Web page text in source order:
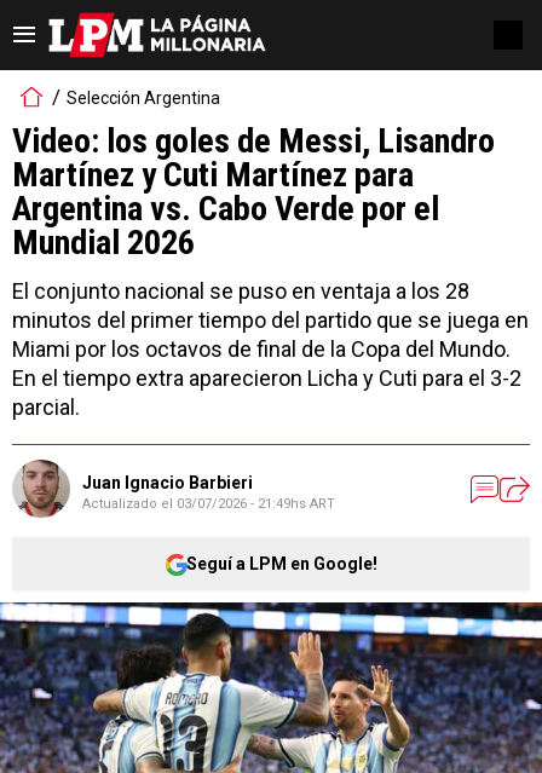
Selección Argentina
Video: los goles de Messi, Lisandro
Martínez y Cuti Martínez para
Argentina vs. Cabo Verde por el
Mundial 2026
El conjunto nacional se puso en ventaja a los 28
minutos del primer tiempo del partido que se juega en
Miami por los octavos de final de la Copa del Mundo.
En el tiempo extra aparecieron Licha y Cuti para el 3-2
parcial.
Juan Ignacio Barbieri
Actualizado el 03/07/2026 - 21:49hs ART
Seguí a LPM en Google!